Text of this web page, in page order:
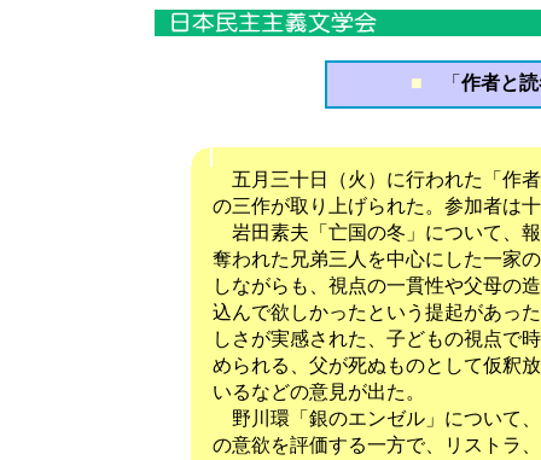
■ 「 作者と
五月三十日（火）に行われた「作
の三作が取り上げられた。参加者は
岩田素夫「亡国の冬」について、
奪われた兄弟三人を中心にした一家
しながらも、視点の一貫性や父母の
込んで欲しかったという提起があっ
しさが実感された、子どもの視点で
められる、父が死ぬものとして仮釈
いるなどの意見が出た。
野川環「銀のエンゼル」について
の意欲を評価する一方で、リストラ